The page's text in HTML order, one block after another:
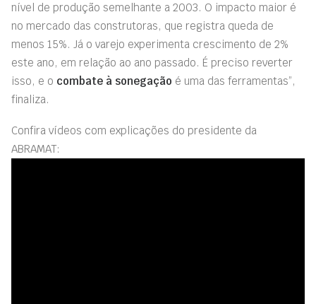
nível de produção semelhante a 2003. O impacto maior é
no mercado das construtoras, que registra queda de
menos 15%. Já o varejo experimenta crescimento de 2%
este ano, em relação ao ano passado. É preciso reverter
isso, e o combate à sonegação é uma das ferramentas”,
finaliza.
Confira vídeos com explicações do presidente da
ABRAMAT: